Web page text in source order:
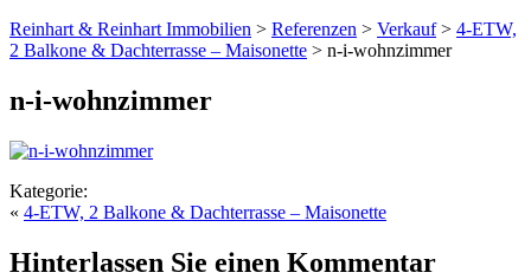
Reinhart & Reinhart Immobilien > Referenzen > Verkauf> 4-ETW,
2 Balkone & Dachterrasse – Maisonette > n-i-wohnzimmer
n-i-wohnzimmer
Kategorie:
« 4-ETW, 2 Balkone & Dachterrasse – Maisonette
Hinterlassen Sie einen Kommentar